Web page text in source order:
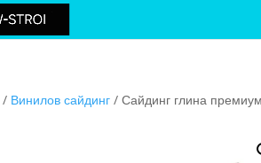
/ Винилов сайдинг / Сайдинг глина премиум